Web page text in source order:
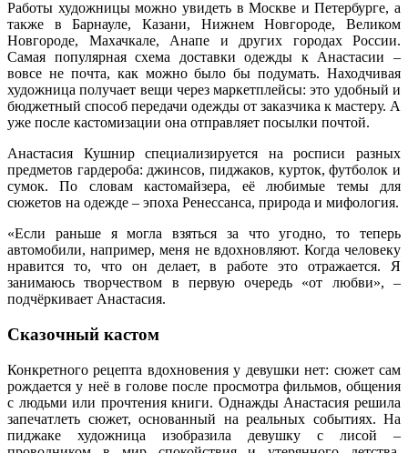
Работы художницы можно увидеть в Москве и Петербурге, а
также в Барнауле, Казани, Нижнем Новгороде, Великом
Новгороде, Махачкале, Анапе и других городах России.
Самая популярная схема доставки одежды к Анастасии –
вовсе не почта, как можно было бы подумать. Находчивая
художница получает вещи через маркетплейсы: это удобный и
бюджетный способ передачи одежды от заказчика к мастеру. А
уже после кастомизации она отправляет посылки почтой.
Анастасия Кушнир специализируется на росписи разных
предметов гардероба: джинсов, пиджаков, курток, футболок и
сумок. По словам кастомайзера, её любимые темы для
сюжетов на одежде – эпоха Ренессанса, природа и мифология.
«Если раньше я могла взяться за что угодно, то теперь
автомобили, например, меня не вдохновляют. Когда человеку
нравится то, что он делает, в работе это отражается. Я
занимаюсь творчеством в первую очередь «от любви», –
подчёркивает Анастасия.
Сказочный кастом
Конкретного рецепта вдохновения у девушки нет: сюжет сам
рождается у неё в голове после просмотра фильмов, общения
с людьми или прочтения книги. Однажды Анастасия решила
запечатлеть сюжет, основанный на реальных событиях. На
пиджаке художница изобразила девушку с лисой –